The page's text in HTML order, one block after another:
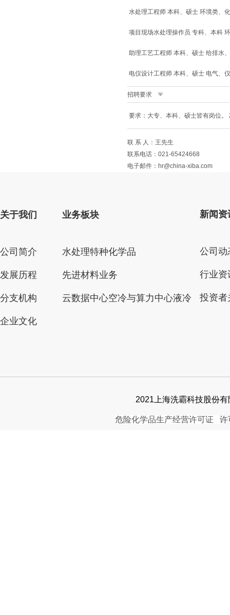
水处理工程师 本科、硕士 环境类、
项目现场水处理操作员 专科、本科
助理工艺工程师 本科、硕士 给排水
电仪设计工程师 本科、硕士 电气、
招聘要求
要求：大专、本科、硕士皆有岗位
联 系 人：王先生
联系电话：021-65424668
电子邮件：hr@china-xiba.com
新闻资
公司动
行业资
投资者
关于我们
公司简介
发展历程
分支机构
企业文化
2021上海洗霸科技股份
业务板块
水处理特种化学品
先进材料业务
云数据中心空冷与算力中心液冷
危险化学品生产经营许可证 许